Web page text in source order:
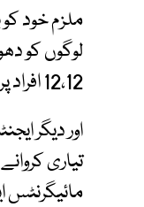
ملزم خود
12،12 افراد پر مشتمل دو گروپس بیرونِ ملک بھجوانے کا دعویٰ کیا۔
تیاری